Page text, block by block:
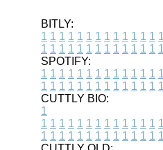
BITLY:
1 1 1 1 1 1 1 1 1 1 1 1 1 1
1 1 1 1 1 1 1 1 1 1 1 1 1 1
SPOTIFY:
1 1 1 1 1 1 1 1 1 1 1 1 1 1
1 1 1 1 1 1 1 1 1 1 1 1 1 1
CUTTLY BIO:
1
1 1 1 1 1 1 1 1 1 1 1 1 1 1
1 1 1 1 1 1 1 1 1 1 1 1 1 1